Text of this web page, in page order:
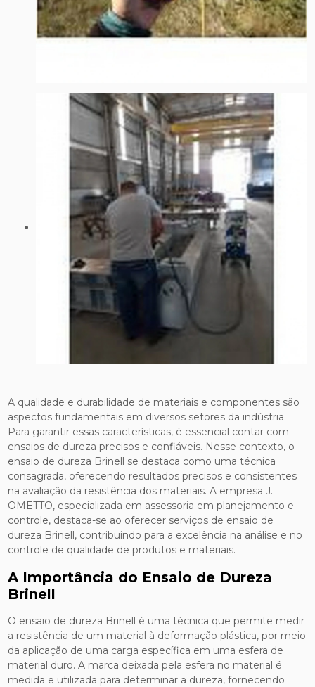
A qualidade e durabilidade de materiais e componentes são
aspectos fundamentais em diversos setores da indústria.
Para garantir essas características, é essencial contar com
ensaios de dureza precisos e confiáveis. Nesse contexto, o
ensaio de dureza Brinell se destaca como uma técnica
consagrada, oferecendo resultados precisos e consistentes
na avaliação da resistência dos materiais. A empresa J.
OMETTO, especializada em assessoria em planejamento e
controle, destaca-se ao oferecer serviços de ensaio de
dureza Brinell, contribuindo para a excelência na análise e no
controle de qualidade de produtos e materiais.
A Importância do Ensaio de Dureza
Brinell
O ensaio de dureza Brinell é uma técnica que permite medir
a resistência de um material à deformação plástica, por meio
da aplicação de uma carga específica em uma esfera de
material duro. A marca deixada pela esfera no material é
medida e utilizada para determinar a dureza, fornecendo